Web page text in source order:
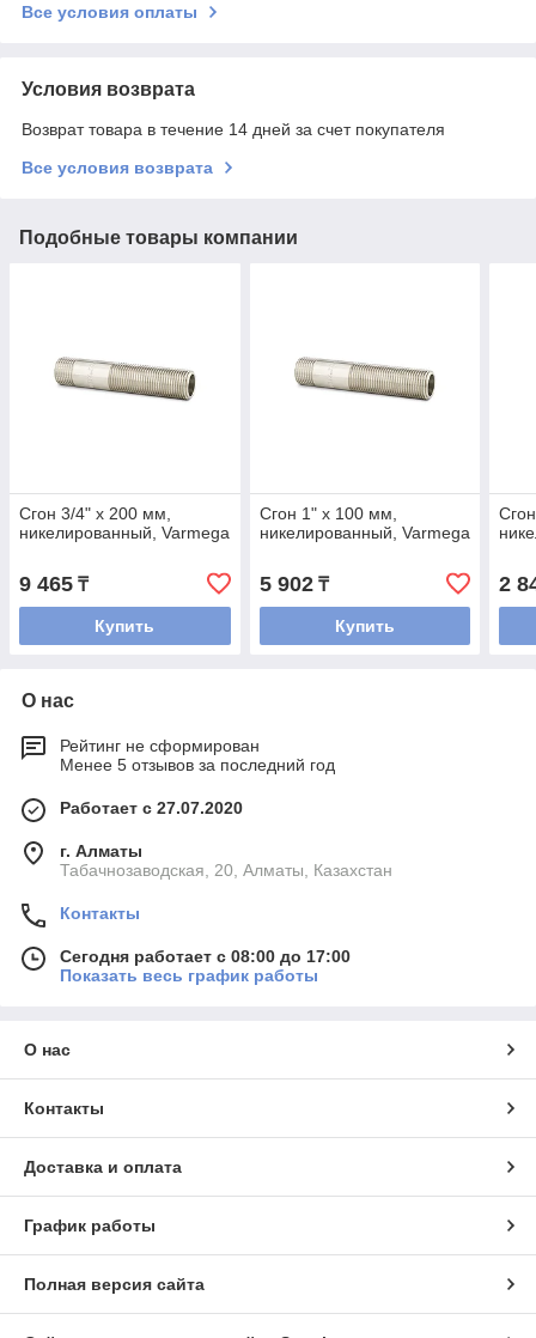
Все условия оплаты
Условия возврата
Возврат товара в течение 14 дней за счет покупателя
Все условия возврата
Подобные товары компании
Сгон 3/4" x 200 мм,
никелированный, Varmega
9 465 ₸
Купить
Сгон 1" x 100 мм,
никелированный, Varmega
5 902₸
Купить
2
О нас
Рейтинг не сформирован
Менее 5 отзывов за последний год
Работает с 27.07.2020
г. Алматы
Табачнозаводская, 20, Алматы, Казахстан
Контакты
Сегодня работает с 08:00 до 17:00
Показать весь график работы
О нас
Контакты
Доставка и оплата
График работы
Полная версия сайта